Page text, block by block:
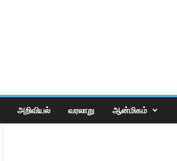
அறிவியல் வரலாறு ஆன்மிகம்